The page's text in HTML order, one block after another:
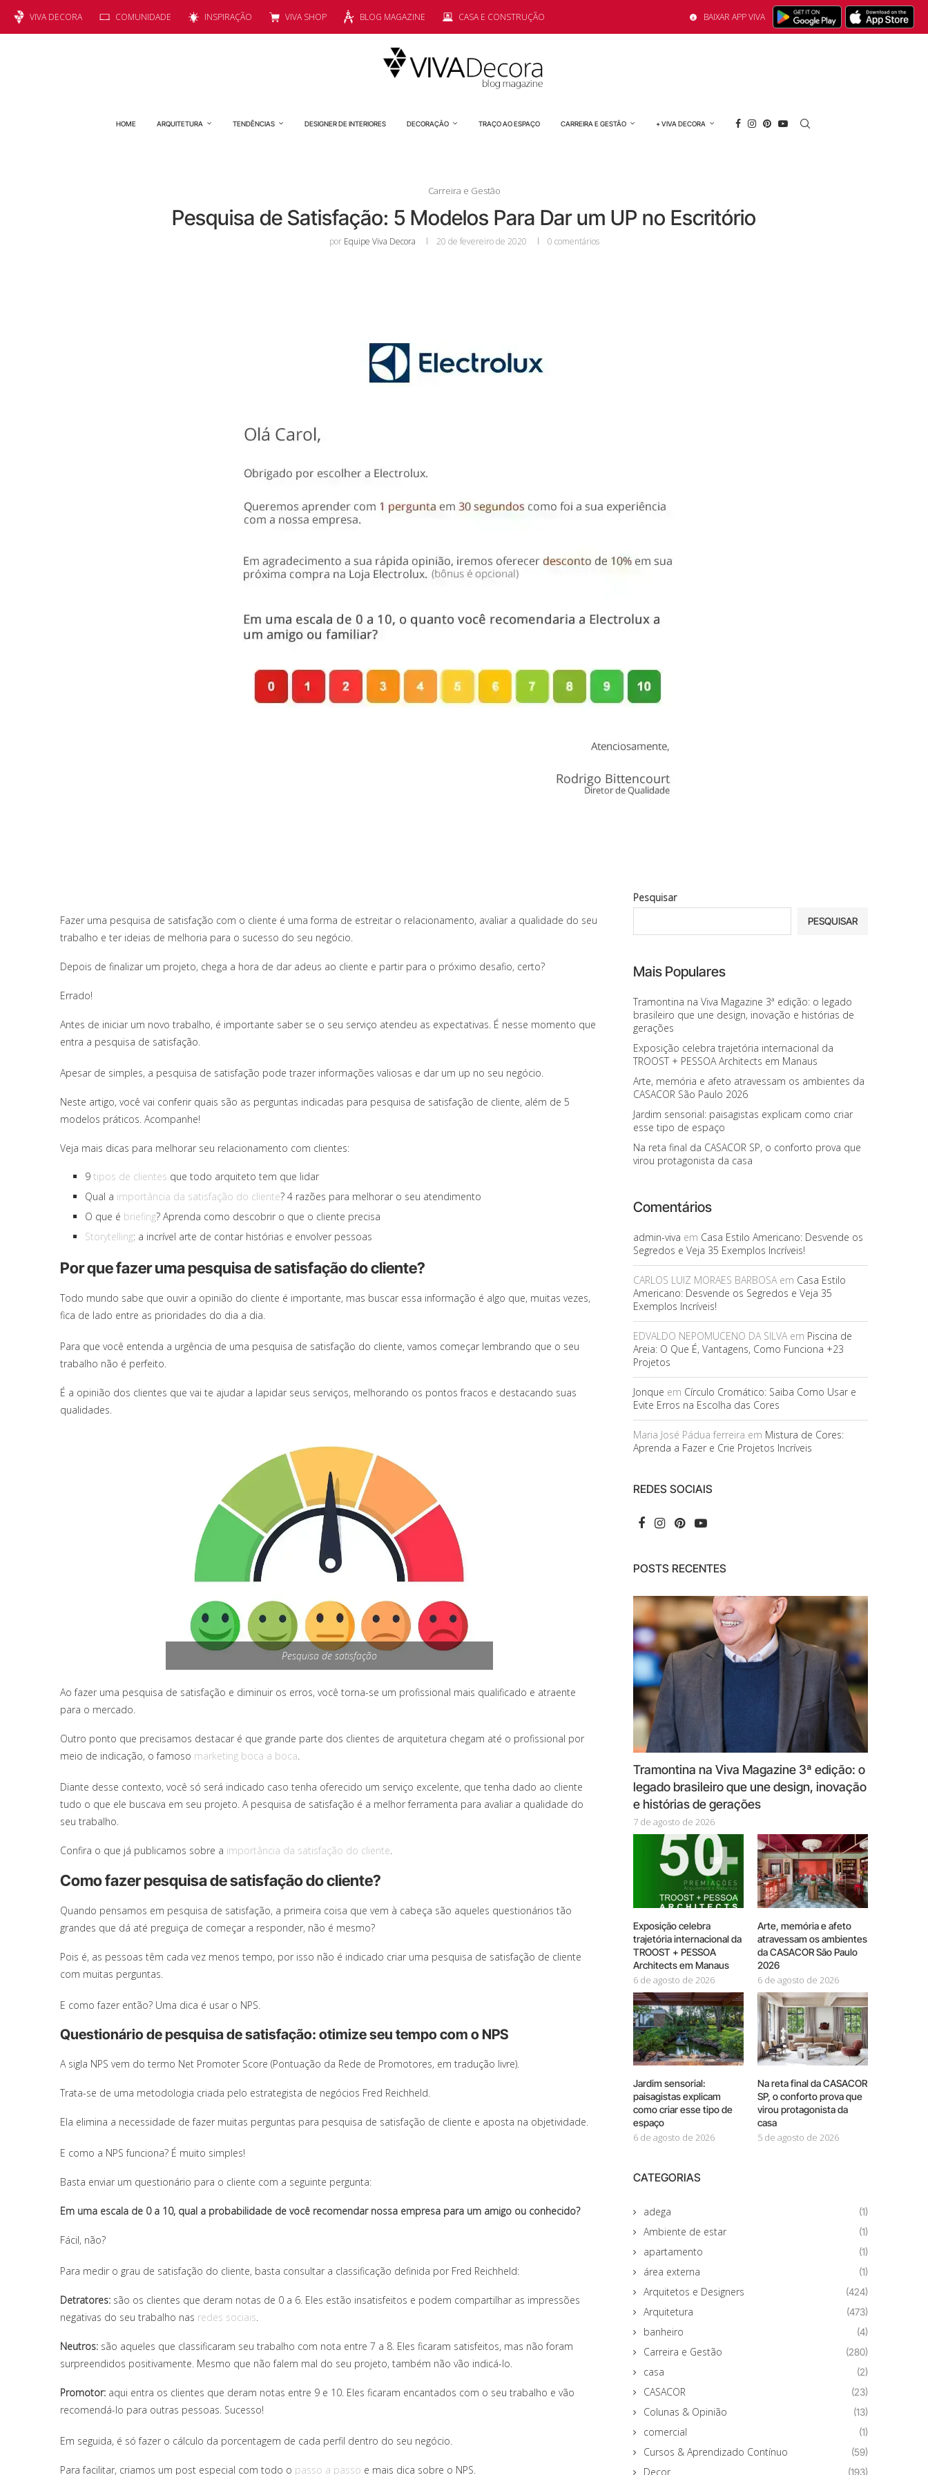
VIVA DECORA COMUNIDADE INSPIRAÇÃO VIVA SHOP BLOG MAGAZINE CASA E CONSTRUÇÃO BAIXAR APP VIVA
HOME ARQUITETURA TENDÊNCIAS DESIGNER DE INTERIORES DECORAÇÃO TRAÇO AO ESPAÇO CARREIRA E GESTÃO + VIVA DECORA
Carreira e Gestão
Pesquisa de Satisfação: 5 Modelos Para Dar um UP no Escritório
por Equipe Viva Decora 20 de fevereiro de 2020 0 comentários
Fazer uma pesquisa de satisfação com o cliente é uma forma de estreitar o relacionamento, avaliar a qualidade do seu
trabalho e ter ideias de melhoria para o sucesso do seu negócio.
Depois de finalizar um projeto, chega a hora de dar adeus ao cliente e partir para o próximo desafio, certo?
Errado!
Antes de iniciar um novo trabalho, é importante saber se o seu serviço atendeu as expectativas. É nesse momento que
entra a pesquisa de satisfação.
Apesar de simples, a pesquisa de satisfação pode trazer informações valiosas e dar um up no seu negócio.
Neste artigo, você vai conferir quais são as perguntas indicadas para pesquisa de satisfação de cliente, além de 5
modelos práticos. Acompanhe!
Veja mais dicas para melhorar seu relacionamento com clientes:
9 tipos de clientes que todo arquiteto tem que lidar
Qual a importância da satisfação do cliente? 4 razões para melhorar o seu atendimento
O que é briefing? Aprenda como descobrir o que o cliente precisa
Storytelling: a incrível arte de contar histórias e envolver pessoas
Por que fazer uma pesquisa de satisfação do cliente?
Todo mundo sabe que ouvir a opinião do cliente é importante, mas buscar essa informação é algo que, muitas vezes,
fica de lado entre as prioridades do dia a dia.
Para que você entenda a urgência de uma pesquisa de satisfação do cliente, vamos começar lembrando que o seu
trabalho não é perfeito.
É a opinião dos clientes que vai te ajudar a lapidar seus serviços, melhorando os pontos fracos e destacando suas
qualidades.
Pesquisa de satisfação
Ao fazer uma pesquisa de satisfação e diminuir os erros, você torna-se um profissional mais qualificado e atraente
para o mercado.
Outro ponto que precisamos destacar é que grande parte dos clientes de arquitetura chegam até o profissional por
meio de indicação, o famoso marketing boca a boca.
Diante desse contexto, você só será indicado caso tenha oferecido um serviço excelente, que tenha dado ao cliente
tudo o que ele buscava em seu projeto. A pesquisa de satisfação é a melhor ferramenta para avaliar a qualidade do
seu trabalho.
Confira o que já publicamos sobre a importância da satisfação do cliente.
Como fazer pesquisa de satisfação do cliente?
Quando pensamos em pesquisa de satisfação, a primeira coisa que vem à cabeça são aqueles questionários tão
grandes que dá até preguiça de começar a responder, não é mesmo?
Pois é, as pessoas têm cada vez menos tempo, por isso não é indicado criar uma pesquisa de satisfação de cliente
com muitas perguntas.
E como fazer então? Uma dica é usar o NPS.
Questionário de pesquisa de satisfação: otimize seu tempo com o NPS
A sigla NPS vem do termo Net Promoter Score (Pontuação da Rede de Promotores, em tradução livre).
Trata-se de uma metodologia criada pelo estrategista de negócios Fred Reichheld.
Ela elimina a necessidade de fazer muitas perguntas para pesquisa de satisfação de cliente e aposta na objetividade.
E como a NPS funciona? É muito simples!
Basta enviar um questionário para o cliente com a seguinte pergunta:
Em uma escala de 0 a 10, qual a probabilidade de você recomendar nossa empresa para um amigo ou conhecido?
Fácil, não?
Para medir o grau de satisfação do cliente, basta consultar a classificação definida por Fred Reichheld:
Detratores: são os clientes que deram notas de 0 a 6. Eles estão insatisfeitos e podem compartilhar as impressões
negativas do seu trabalho nas redes sociais.
Neutros: são aqueles que classificaram seu trabalho com nota entre 7 a 8. Eles ficaram satisfeitos, mas não foram
surpreendidos positivamente. Mesmo que não falem mal do seu projeto, também não vão indicá-lo.
Promotor: aqui entra os clientes que deram notas entre 9 e 10. Eles ficaram encantados com o seu trabalho e vão
recomendá-lo para outras pessoas. Sucesso!
Em seguida, é só fazer o cálculo da porcentagem de cada perfil dentro do seu negócio.
Para facilitar, criamos um post especial com todo o passo a passo e mais dica sobre o NPS.
Pesquisar
PESQUISAR
Mais Populares
Tramontina na Viva Magazine 3ª edição: o legado
brasileiro que une design, inovação e histórias de
gerações
Exposição celebra trajetória internacional da
TROOST + PESSOA Architects em Manaus
Arte, memória e afeto atravessam os ambientes da
CASACOR São Paulo 2026
Jardim sensorial: paisagistas explicam como criar
esse tipo de espaço
Na reta final da CASACOR SP, o conforto prova que
virou protagonista da casa
Comentários
admin-viva em Casa Estilo Americano: Desvende os
Segredos e Veja 35 Exemplos Incríveis!
CARLOS LUIZ MORAES BARBOSAem Casa Estilo
Americano: Desvende os Segredos e Veja 35
Exemplos Incríveis!
EDVALDO NEPOMUCENO DA SILVAem Piscina de
Areia: O Que É, Vantagens, Como Funciona +23
Projetos
Jonque em Círculo Cromático: Saiba Como Usar e
Evite Erros na Escolha das Cores
Maria José Pádua ferreira em Mistura de Cores:
Aprenda a Fazer e Crie Projetos Incríveis
REDES SOCIAIS
POSTS RECENTES
Tramontina na Viva Magazine 3ª edição: o
legado brasileiro que une design, inovação
e histórias de gerações
7 de agosto de 2026
Exposição celebra
trajetória internacional da
TROOST + PESSOA
Architects em Manaus
6 de agosto de 2026
Arte, memória e afeto
atravessam os ambientes
da CASACOR São Paulo
2026
6 de agosto de 2026
Jardim sensorial:
paisagistas explicam
como criar esse tipo de
espaço
6 de agosto de 2026
Na reta final da CASACOR
SP, o conforto prova que
virou protagonista da
casa
5 de agosto de 2026
CATEGORIAS
adega (1)
Ambiente de estar (1)
apartamento (1)
área externa (1)
Arquitetos e Designers (424)
Arquitetura (473)
banheiro (4)
Carreira e Gestão (280)
casa (2)
CASACOR (23)
Colunas & Opinião (13)
comercial (1)
Cursos & Aprendizado Contínuo (59)
Decor (193)